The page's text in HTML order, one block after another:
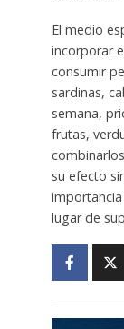
El medio
incorporar
consumir
sardinas,
semana,
frutas,
su efecto
lugar de